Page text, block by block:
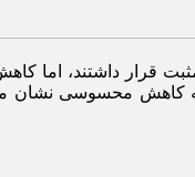
مثبت قرار
کاهش محسوسی نشان